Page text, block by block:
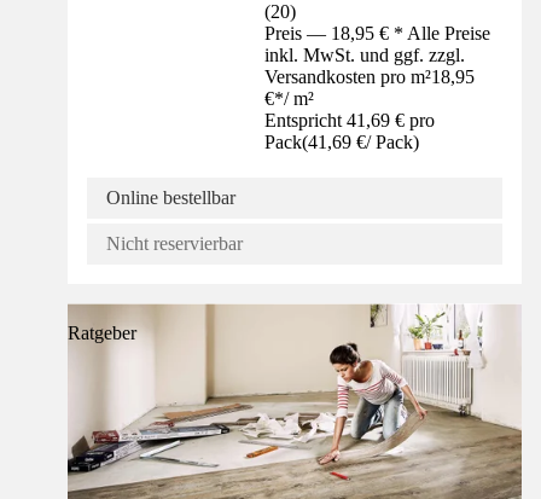
(20)
Preis — 18,95 € * Alle Preise
inkl. MwSt. und ggf. zzgl.
Versandkosten pro m²18,95
€*/ m²
Entspricht 41,69 € pro
Pack(41,69 €/ Pack)
Online bestellbar
Nicht reservierbar
Ratgeber